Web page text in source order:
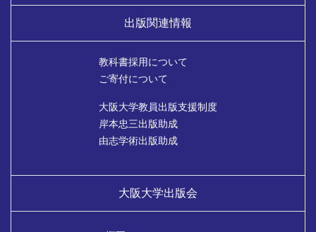
出版関連情報
教科書採用について
ご寄付について
大阪大学教員出版支援制度
岸本忠三出版助成
由志学術出版助成
大阪大学出版会